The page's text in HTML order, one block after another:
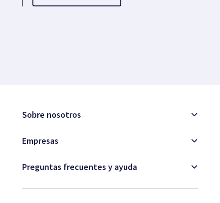
Sobre nosotros
Empresas
Preguntas frecuentes y ayuda